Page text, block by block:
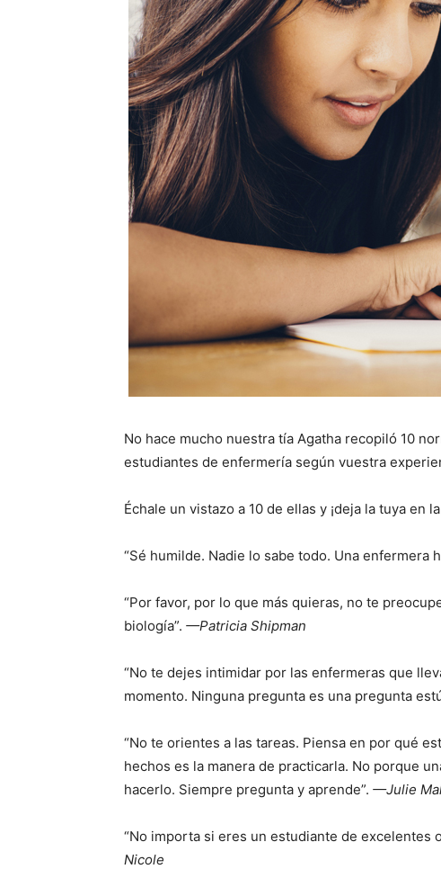
No hace mucho nuestra tía Agatha recopiló 10
estudiantes de enfermería según vuestra
Échale un vistazo a 10 de ellas y ¡deja la tuya en
“Sé humilde. Nadie lo sabe todo. Una enfermera
“Por favor, por lo que más quieras, no te
biología”. —Patricia Shipman
“No te dejes intimidar por las enfermeras que
momento. Ninguna pregunta es una pregunta
“No te orientes a las tareas. Piensa en por qué
hechos es la manera de practicarla. No porque
hacerlo. Siempre pregunta y aprende”. —Julie
“No importa si eres un estudiante de excelentes
Nicole